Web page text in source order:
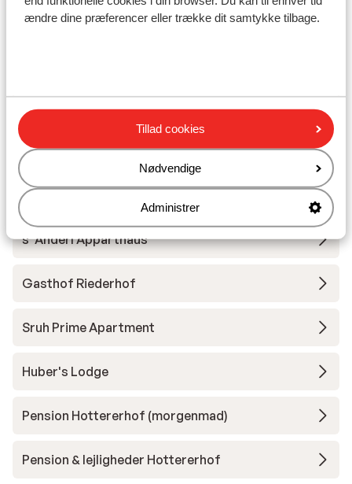
ændre dine præferencer eller trække dit samtykke tilbage.
Tillad cookies
Nødvendige
Administrer
Andre overnatningssteder i Zillertal
Arena
s' Anderl Apparthaus
Gasthof Riederhof
Sruh Prime Apartment
Huber's Lodge
Pension Hottererhof (morgenmad)
Pension & lejligheder Hottererhof